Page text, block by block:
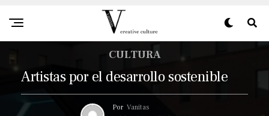
CULTURA
Artistas por el desarrollo sostenible
Por Vanitas